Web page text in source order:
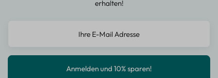
erhalten!